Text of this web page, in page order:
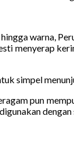
warna,
menyerap
simpel
pun